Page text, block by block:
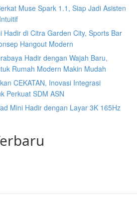
Muse Spark 1.1, Siap Jadi Asisten
Hadir di Citra Garden City, Sports Bar
Hangout Modern
Hadir dengan Wajah Baru,
Rumah Modern Makin Mudah
CEKATAN, Inovasi Integrasi
Perkuat SDM ASN
Mini Hadir dengan Layar 3K 165Hz